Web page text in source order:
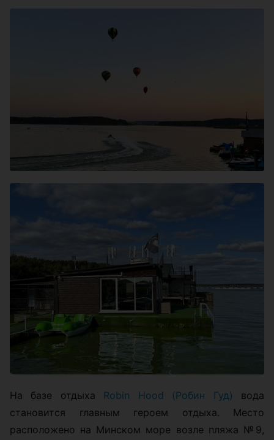
На базе отдыха Robin Hood (Робин Гуд) вода
становится главным героем отдыха. Место
расположено на Минском море возле пляжа №9,